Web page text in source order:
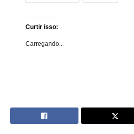
Curtir isso:
Carregando...